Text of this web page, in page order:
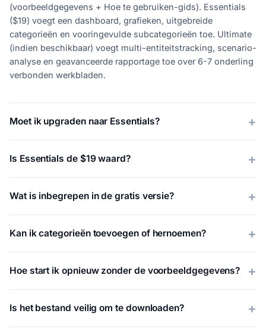
(voorbeeldgegevens + Hoe te gebruiken-gids). Essentials
($19) voegt een dashboard, grafieken, uitgebreide
categorieën en vooringevulde subcategorieën toe. Ultimate
(indien beschikbaar) voegt multi-entiteitstracking, scenario-
analyse en geavanceerde rapportage toe over 6-7 onderling
verbonden werkbladen.
Moet ik upgraden naar Essentials?
Is Essentials de $19 waard?
Wat is inbegrepen in de gratis versie?
Kan ik categorieën toevoegen of hernoemen?
Hoe start ik opnieuw zonder de voorbeeldgegevens?
Is het bestand veilig om te downloaden?